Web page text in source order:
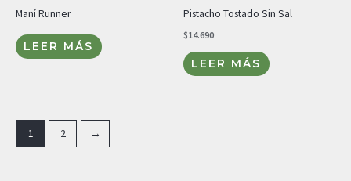
Maní Runner
LEER MÁS
Pistacho Tostado Sin Sal
$14.690
LEER MÁS
1 2 →